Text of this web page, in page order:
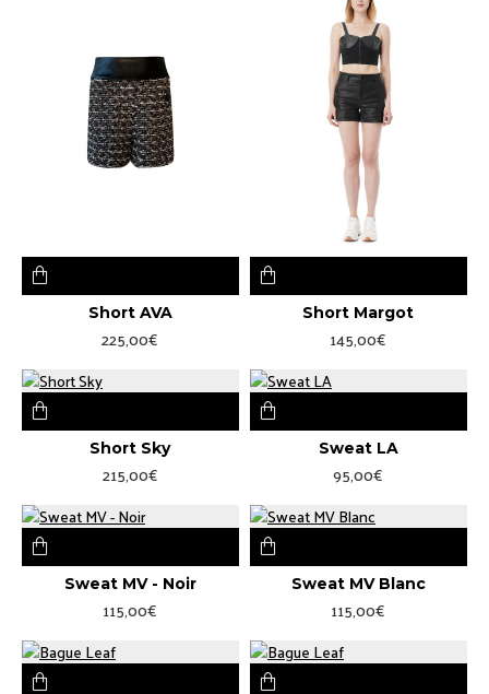
Short AVA
225,00€
Short Margot
145,00€
Short Sky
215,00€
Sweat LA
95,00€
Sweat MV - Noir
115,00€
Sweat MV Blanc
115,00€